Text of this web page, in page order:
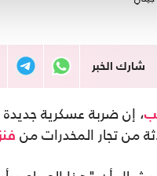
شارك الخبر
، إن ضربة عسكرية
من تجار المخدرات من